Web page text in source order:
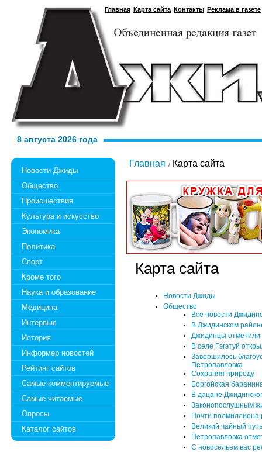
Главная Карта сайта Контакты Реклама в газете
8 августа 2026 года
Новости Джиды
Общество
Происшествия
Культура и искусство
Экономика
Политика
Спорт
Кроме того
Наука и образование
Медицина
Интервью
История
Информер новостей
Рейтинг сайтов
Самые комментируемые
Самые читаемые
Опросы
Каталог сайтов
Главная Карта сайта
Карта сайта
Новости Джиды
Общество
Все новости
В Джидинском
Джидинцы отметили
В селе Гэгэтуй
Завершилось
Петропавловка
Сохраняя природу
Боргойская
В дацане
Законопослушным
Почти полмиллиона
Великий чайный
Петропавловка
С новосельем вас